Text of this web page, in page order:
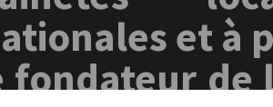
et à
fondateur de